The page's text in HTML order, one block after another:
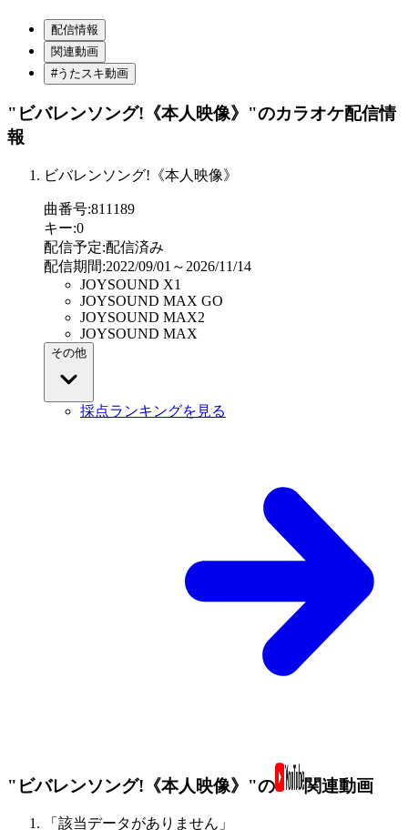
配信情報
関連動画
#うたスキ動画
"ビバレンソング!《本人映像》"のカラオケ配信情
報
ビバレンソング!《本人映像》
曲番号:811189
キー:0
配信予定:配信済み
配信期間:2022/09/01～2026/11/14
JOYSOUND X1
JOYSOUND MAX GO
JOYSOUND MAX2
JOYSOUND MAX
その他
採点ランキングを見る
"ビバレンソング!《本人映像》"の 関連動画
「該当データがありません」